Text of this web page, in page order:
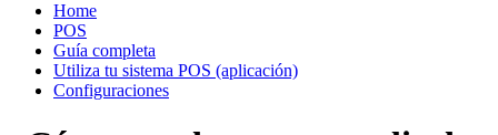
Home
POS
Guía completa
Utiliza tu sistema POS (aplicación)
Configuraciones